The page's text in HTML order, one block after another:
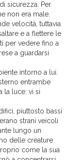
sicurezza. Per
non era male.
velocità, tuttavia
e a flettere le
per vedere fino a
a guardarsi
intorno a lui.
entrambe
la luce: vi si
piuttosto bassi
strani veicoli
lungo un
delle creature
come la sua